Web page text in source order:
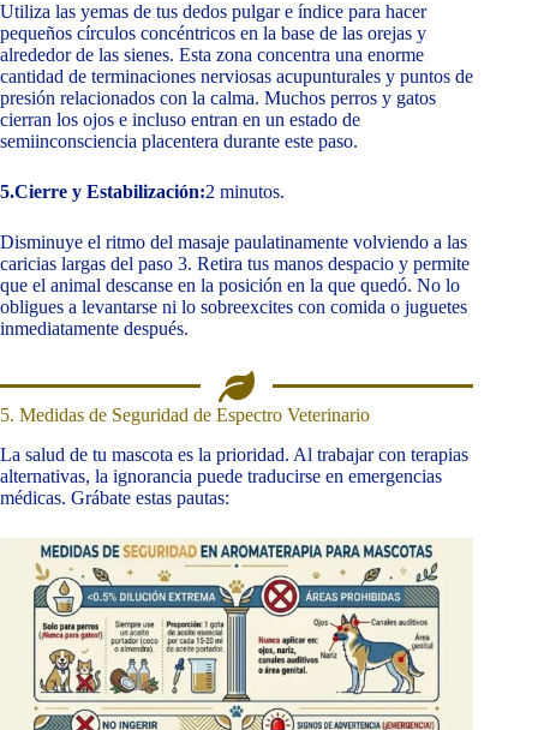
Utiliza las yemas de tus dedos pulgar e índice para hacer
pequeños círculos concéntricos en la base de las orejas y
alrededor de las sienes. Esta zona concentra una enorme
cantidad de terminaciones nerviosas acupunturales y puntos de
presión relacionados con la calma. Muchos perros y gatos
cierran los ojos e incluso entran en un estado de
semiinconsciencia placentera durante este paso.
5.Cierre y Estabilización:2 minutos.
Disminuye el ritmo del masaje paulatinamente volviendo a las
caricias largas del paso 3. Retira tus manos despacio y permite
que el animal descanse en la posición en la que quedó. No lo
obligues a levantarse ni lo sobreexcites con comida o juguetes
inmediatamente después.
5. Medidas de Seguridad de Espectro Veterinario
La salud de tu mascota es la prioridad. Al trabajar con terapias
alternativas, la ignorancia puede traducirse en emergencias
médicas. Grábate estas pautas: